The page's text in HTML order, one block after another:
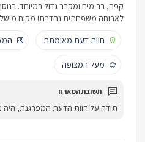
קפה, בר מים ומקרר גדול במיוחד.
לארוחה משפחתית נהדרת! מקום
חוות דעת מאומתת
מעל המצופה
תודה על חוות הדעת המפרגנת,